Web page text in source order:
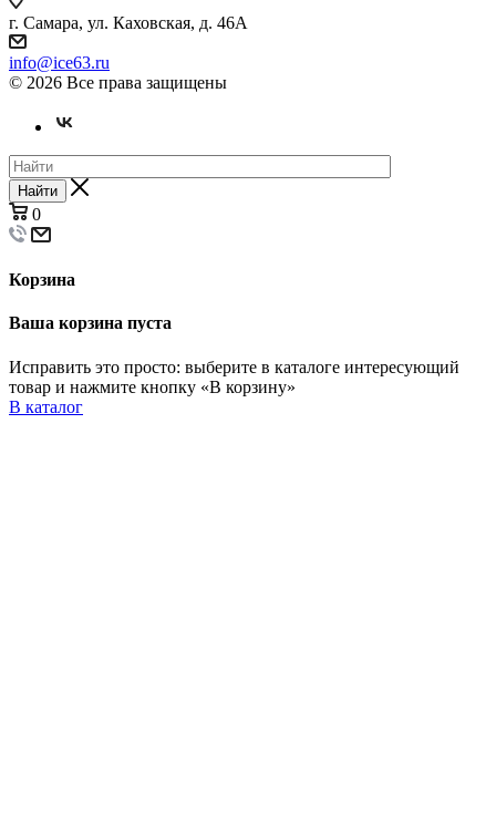
г. Самара, ул. Каховская, д. 46А
info@ice63.ru
© 2026 Все права защищены
Найти
0
Корзина
Ваша корзина пуста
Исправить это просто: выберите в каталоге интересующий
товар и нажмите кнопку «В корзину»
В каталог